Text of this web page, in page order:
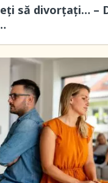
să divorţaţi… –